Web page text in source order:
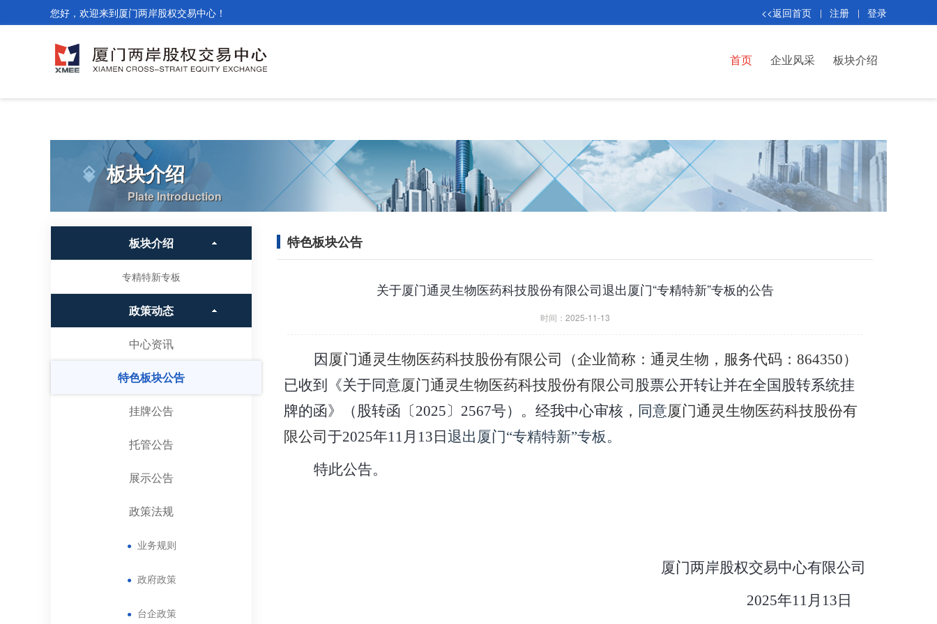
您好，欢迎来到厦门两岸股权交易中心！ <<返回首页 注册 登录
首页 企业风采 板块介绍
板块介绍
Plate Introduction
板块介绍
专精特新专板
政策动态
中心资讯
特色板块公告
挂牌公告
托管公告
展示公告
政策法规
● 业务规则
● 政府政策
● 台企政策
特色板块公告
关于厦门通灵生物医药科技股份有限公司退出厦门“专精特新”专板的公告
时间： 2025-11-13
因 厦门通灵生物医药科技股份有限公司（企业简称：通灵生物，服务代码：864350）
已收到《关于同意厦门通灵生物医药科技股份有限公司 股票公开转让并在全国股转系统挂
牌的函》（股转函〔2025〕2567号）。经我中心审核， 同意厦门通灵生物医药科技股份有
限公司 于2025年11月13日 退出厦门“专精特新”专板。
特此公告。
厦门两岸股权交易中心有限公司
2025年11月13日